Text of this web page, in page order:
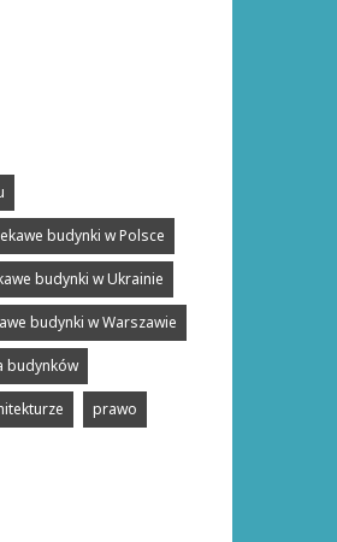
budynki w Polsce
budynki w Ukrainie
budynki w Warszawie
budynków
prawo